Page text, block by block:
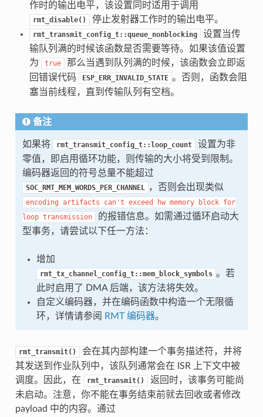
作时的输出电平，该设置同时适用于调用
rmt_disable() 停止发射器工作时的输出电平。
rmt_transmit_config_t::queue_nonblocking
设置当传
输队列满的时候该函数是否需要等待。如果该值设置
为
true
那么当遇到队列满的时候，该函数会立即返
回错误代码
ESP_ERR_INVALID_STATE 。否则，函数会阻
塞当前线程，直到传输队列有空档。
备注
如果将 rmt_transmit_config_t::loop_count
设置为非
零值，即启用循环功能，则传输的大小将受到限制。
编码器返回的符号总量不能超过
SOC_RMT_MEM_WORDS_PER_CHANNEL ，否则会出现类似
encoding artifacts can't exceed hw memory block for
loop transmission
的报错信息。如需通过循环启动大
型事务，请尝试以下任一方法：
增加
rmt_tx_channel_config_t::mem_block_symbols 。若
此时启用了 DMA 后端，该方法将失效。
自定义编码器，并在编码函数中构造一个无限循
环，详情请参阅
RMT 编码器。
rmt_transmit()
会在其内部构建一个事务描述符，并将
其发送到作业队列中，该队列通常会在 ISR 上下文中被
调度。因此，在
rmt_transmit()
返回时，该事务可能尚
未启动。注意，你不能在事务结束前就去回收或者修改
payload 中的内容。通过